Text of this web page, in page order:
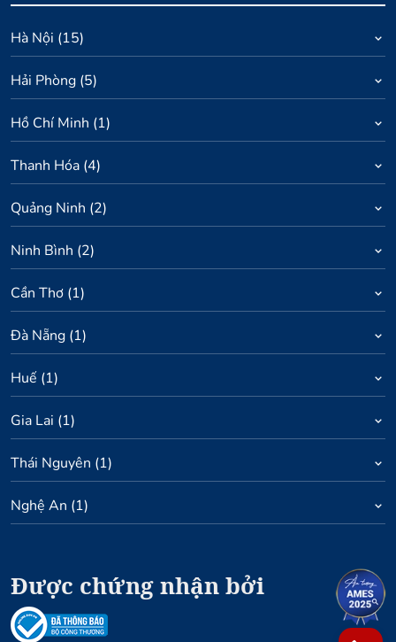
Hà Nội (15)
Hải Phòng (5)
Hồ Chí Minh (1)
Thanh Hóa (4)
Quảng Ninh (2)
Ninh Bình (2)
Cần Thơ (1)
Đà Nẵng (1)
Huế (1)
Gia Lai (1)
Thái Nguyên (1)
Nghệ An (1)
Được chứng nhận bởi